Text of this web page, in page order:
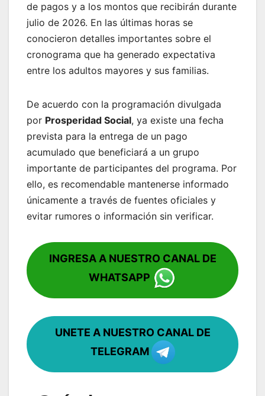
de pagos y a los montos que recibirán durante
julio de 2026. En las últimas horas se
conocieron detalles importantes sobre el
cronograma que ha generado expectativa
entre los adultos mayores y sus familias.
De acuerdo con la programación divulgada
por Prosperidad Social, ya existe una fecha
prevista para la entrega de un pago
acumulado que beneficiará a un grupo
importante de participantes del programa. Por
ello, es recomendable mantenerse informado
únicamente a través de fuentes oficiales y
evitar rumores o información sin verificar.
INGRESA A NUESTRO CANAL DE
WHATSAPP
UNETE A NUESTRO CANAL DE
TELEGRAM